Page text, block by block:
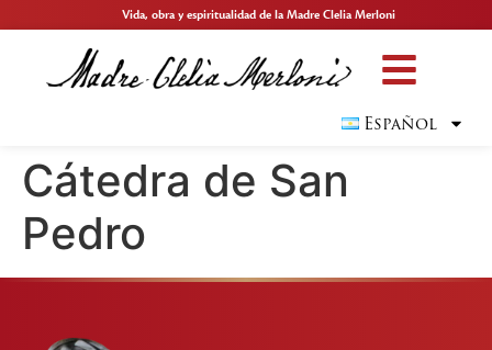
Vida, obra y espiritualidad de la Madre Clelia Merloni
Español
Cátedra de San
Pedro